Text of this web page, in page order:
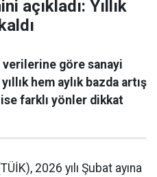
açıkladı: Yıllık
göre sanayi
hem aylık bazda artış
farklı yönler dikkat
2026 yılı Şubat ayına